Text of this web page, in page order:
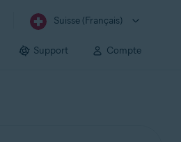
Suisse (Français)
Support Compte